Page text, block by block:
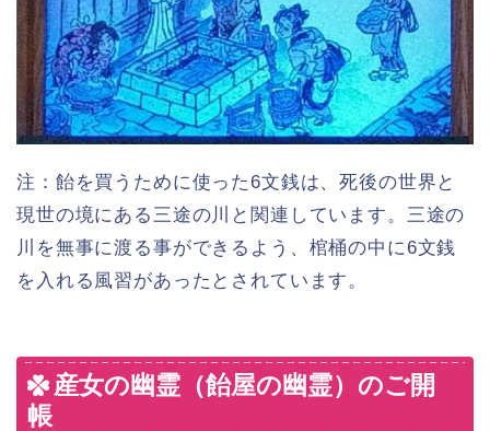
注：飴を買うために使った6文銭は、死後の世界と
現世の境にある三途の川と関連しています。三途の
川を無事に渡る事ができるよう、棺桶の中に6文銭
を入れる風習があったとされています。
産女の幽霊（飴屋の幽霊）のご開
帳